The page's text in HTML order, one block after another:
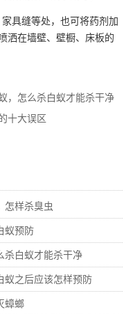
具缝等处，也可将药剂加
洒在墙壁、壁橱、床板的
，怎么杀白蚁才能杀干净
十大误区
怎样杀臭虫
蚁预防
杀白蚁才能杀干净
蚁之后应该怎样预防
蟑螂